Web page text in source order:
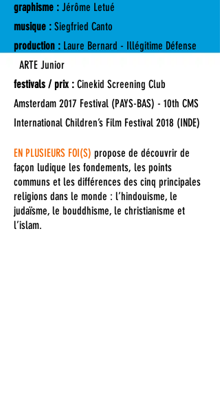
graphisme : Jérôme Letué
musique : Siegfried Canto
production : Laure Bernard - Illégitime Défense
ARTE Junior
festivals / prix : Cinekid Screening Club
Amsterdam 2017 Festival (PAYS-BAS) - 10th CMS
International Children’s Film Festival 2018 (INDE)
EN PLUSIEURS FOI(S) propose de découvrir de
façon ludique les fondements, les points
communs et les différences des cinq principales
religions dans le monde : l’hindouisme, le
judaïsme, le bouddhisme, le christianisme et
l’islam.